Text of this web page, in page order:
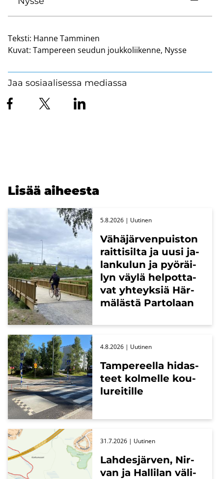
Teksti: Hanne Tamminen
Kuvat: Tampereen seudun joukkoliikenne, Nysse
Jaa sosiaalisessa mediassa
Lisää ai­hees­ta
Vä­hä­jär­ven­puis­ton
rait­ti­sil­ta ja uusi ja­
lan­ku­lun ja pyö­räi­
lyn väylä hel­pot­ta­
vat yh­teyk­siä Här­
mä­läs­tä Par­to­laan
5.8.2026 | Uu­ti­nen
Tam­pe­reel­la hi­das­
teet kol­mel­le kou­
lu­rei­til­le
4.8.2026 | Uu­ti­nen
Lah­des­jär­ven, Nir­
van ja Hal­li­lan vä­li­
31.7.2026 | Uu­ti­nen